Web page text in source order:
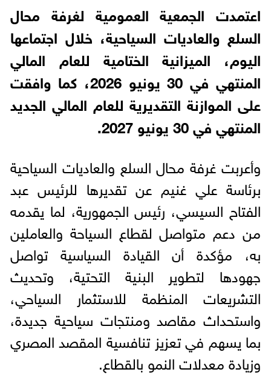
اعتمدت الجمعية العمومية لغرفة محال
السلع والعاديات السياحية، خلال اجتماعها
اليوم، الميزانية الختامية للعام المالي
المنتهي في 30 يونيو 2026، كما وافقت
على الموازنة التقديرية للعام المالي الجديد
المنتهي في 30 يونيو 2027.
وأعربت غرفة محال السلع والعاديات السياحية
برئاسة علي غنيم عن تقديرها للرئيس عبد
الفتاح السيسي، رئيس الجمهورية، لما يقدمه
من دعم متواصل لقطاع السياحة والعاملين
به، مؤكدة أن القيادة السياسية تواصل
جهودها لتطوير البنية التحتية، وتحديث
التشريعات المنظمة للاستثمار السياحي،
واستحداث مقاصد ومنتجات سياحية جديدة،
بما يسهم في تعزيز تنافسية المقصد المصري
وزيادة معدلات النمو بالقطاع.